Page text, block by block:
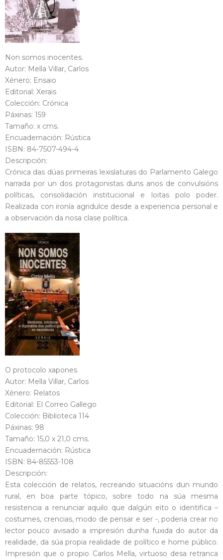
Non somos inocentes.
Autor: Mella Villar, Carlos
Xénero: Ensaio
Editorial: Xerais
Colección: Crónica
Páxinas: 159
Tamaño: x cms.
Encuadernación: Rústica
ISBN: 84-7507-494-4
Descripción:
Crónica das dúas primeiras lexislaturas do Parlamento Galego
narrada por un dos protagonistas duns anos de convulsións
políticas, consolidación institucional e loitas polo poder.
Realizada con ironía agridulce desde a experiencia personal e
a observación da nosa clase política.
O protocolo xapones
Autor: Mella Villar, Carlos
Xénero: Relatos
Editorial: El Correo Gallego
Colección: Biblioteca 114
Páxinas: 98
Tamaño: 15,0 x 21,0 cms.
Encuadernación: Rústica
ISBN: 84-85553-108
Descripción:
Esta colección de relatos, recreando situacións dun mundo
rural, en boa parte tópico, sobre todo na súa mesma
resistencia a renunciar aquilo que dalgún eito o identifica –
costumes, crencias, modo de pensar e ser -, poderia crear no
lector pouco avisado a impresión dunha fuxida do autor da
realidade, da súa propia realidade de político e home público.
Impresión que o propio Carlos Mella, virtuoso desa retranca